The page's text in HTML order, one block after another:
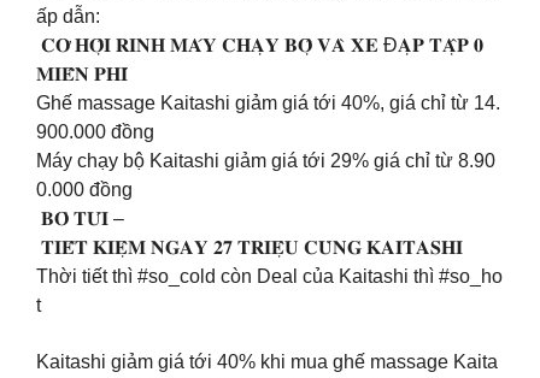
ấp dẫn:
𝐂𝐎̛ 𝐇𝐎̣̂𝐈 𝐑𝐈𝐍𝐇 𝐌𝐀́𝐘 𝐂𝐇𝐀̣𝐘 𝐁𝐎̣̂ 𝐕𝐀̀ 𝐗𝐄 Đ𝐀̣𝐏 𝐓𝐀̣̂𝐏 𝟎
𝐌𝐈𝐄̂̃𝐍 𝐏𝐇𝐈́
Ghế massage Kaitashi giảm giá tới 40%, giá chỉ từ 14.
900.000 đồng
Máy chạy bộ Kaitashi giảm giá tới 29% giá chỉ từ 8.90
0.000 đồng
𝐁𝐎̉ 𝐓𝐔́𝐈 –
𝐓𝐈𝐄̂́𝐓 𝐊𝐈𝐄̣̂𝐌 𝐍𝐆𝐀𝐘 𝟐𝟕 𝐓𝐑𝐈𝐄̣̂𝐔 𝐂𝐔̀𝐍𝐆 𝐊𝐀𝐈𝐓𝐀𝐒𝐇𝐈
Thời tiết thì #so_cold còn Deal của Kaitashi thì #so_ho
t
Kaitashi giảm giá tới 40% khi mua ghế massage Kaita